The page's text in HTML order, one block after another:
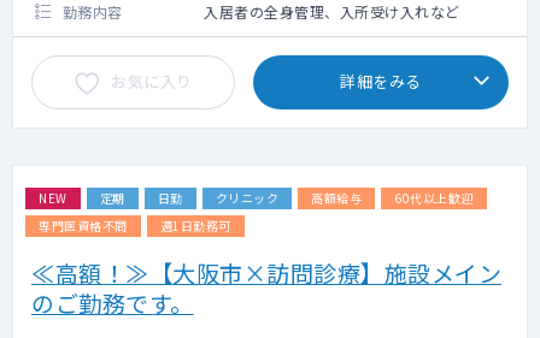
勤務内容 入居者の全身管理、入所受け入れなど
お気に入り 詳細をみる
NEW 定期 日勤 クリニック 高額給与
60代以上歓迎
専門医資格不問
週1日勤務可
≪高額！≫【大阪市×訪問診療】施設メイン
のご勤務です。